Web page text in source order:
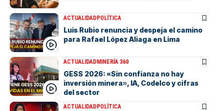
ACTUALIDADPOLÍTICA
Luis Rubio renuncia y despeja el camino
para Rafael López Aliaga en Lima
ACTUALIDADMINERÍA 360
GESS 2026: «Sin confianza no hay
inversión minera», IA, Codelco y cifras
del sector
ACTUALIDADPOLÍTICA